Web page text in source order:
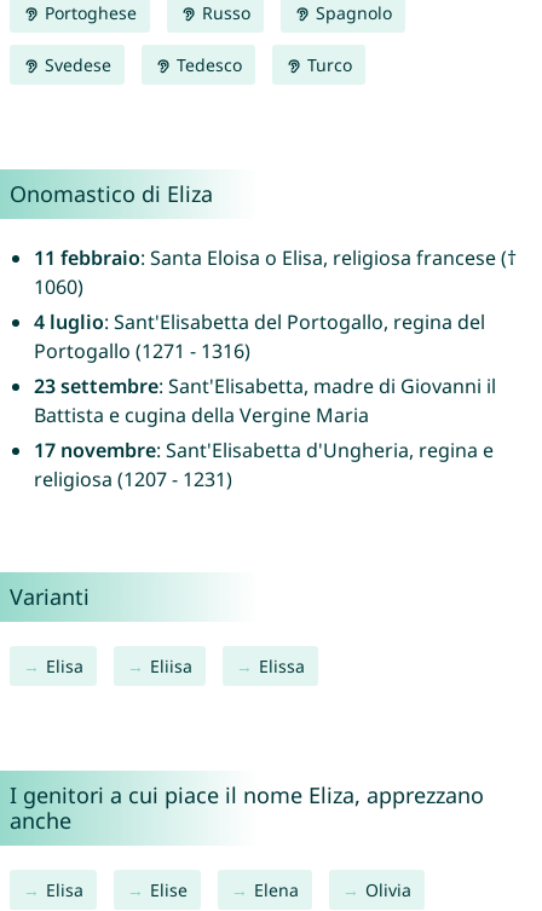
Portoghese Russo Spagnolo
Svedese Tedesco Turco
Onomastico di Eliza
11 febbraio: Santa Eloisa o Elisa, religiosa francese (†
1060)
4 luglio: Sant'Elisabetta del Portogallo, regina del
Portogallo (1271 - 1316)
23 settembre: Sant'Elisabetta, madre di Giovanni il
Battista e cugina della Vergine Maria
17 novembre: Sant'Elisabetta d'Ungheria, regina e
religiosa (1207 - 1231)
Varianti
Elisa Eliisa Elissa
I genitori a cui piace il nome Eliza, apprezzano
anche
Elisa Elise Elena Olivia